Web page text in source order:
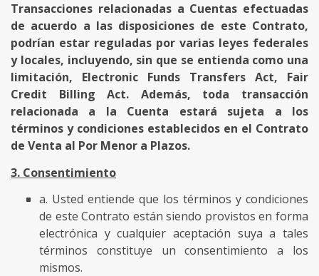
Transacciones relacionadas a Cuentas efectuadas
de acuerdo a las disposiciones de este Contrato,
podrían estar reguladas por varias leyes federales
y locales, incluyendo, sin que se entienda como una
limitación, Electronic Funds Transfers Act, Fair
Credit Billing Act. Además, toda transacción
relacionada a la Cuenta estará sujeta a los
términos y condiciones establecidos en el Contrato
de Venta al Por Menor a Plazos.
3. Consentimiento
a. Usted entiende que los términos y condiciones
de este Contrato están siendo provistos en forma
electrónica y cualquier aceptación suya a tales
términos constituye un consentimiento a los
mismos.